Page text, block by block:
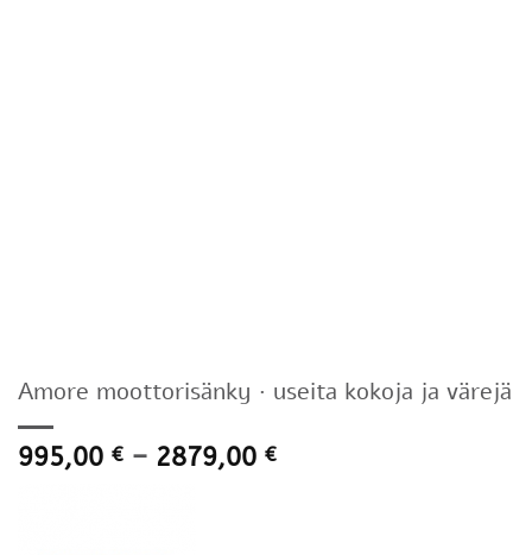
Amore moottorisänky · useita kokoja ja värejä
995,00 € – 2879,00 €Hintaluokka: